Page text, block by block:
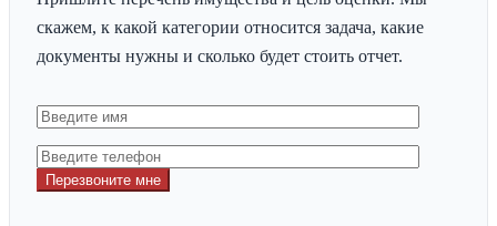
скажем, к какой категории относится задача, какие
документы нужны и сколько будет стоить отчет.
Перезвоните мне